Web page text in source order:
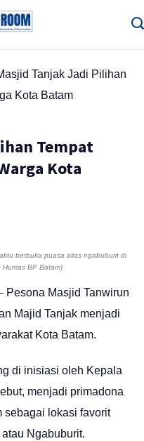
Tanjak Jadi Pilihan
Kota Batam
Tempat
Kota
berbuka puasa alias ngabuburit di
Humas BP Batam)
Pesona Masjid Tanwirun
Majid Tanjak menjadi
Kota Batam.
di inisiasi oleh Kepala
menjadi primadona
sebagai lokasi favorit
Ngabuburit.